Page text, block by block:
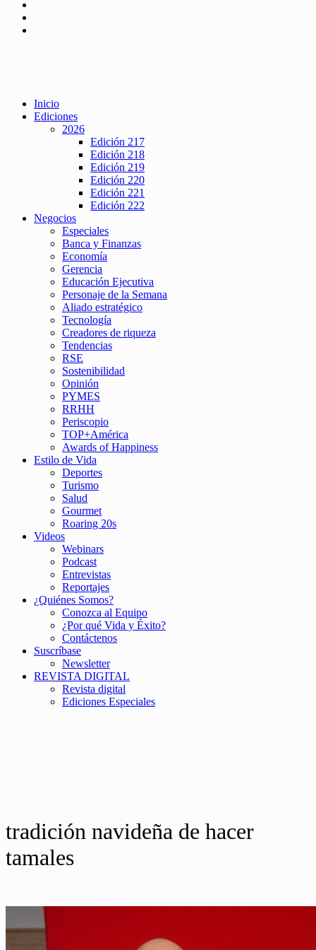
Inicio
Ediciones
2026
Edición 217
Edición 218
Edición 219
Edición 220
Edición 221
Edición 222
Negocios
Especiales
Banca y Finanzas
Economía
Gerencia
Educación Ejecutiva
Personaje de la Semana
Aliado estratégico
Tecnología
Creadores de riqueza
Tendencias
RSE
Sostenibilidad
Opinión
PYMES
RRHH
Periscopio
TOP+América
Awards of Happiness
Estilo de Vida
Deportes
Turismo
Salud
Gourmet
Roaring 20s
Videos
Webinars
Podcast
Entrevistas
Reportajes
¿Quiénes Somos?
Conozca al Equipo
¿Por qué Vida y Éxito?
Contáctenos
Suscríbase
Newsletter
REVISTA DIGITAL
Revista digital
Ediciones Especiales
tradición navideña de hacer
tamales